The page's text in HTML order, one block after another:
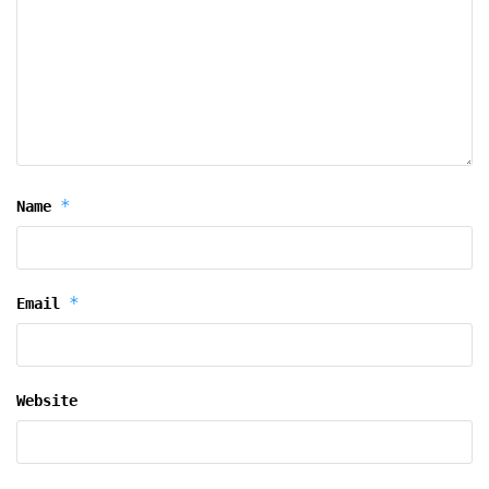
Name *
Email *
Website